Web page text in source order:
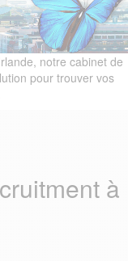
notre cabinet de
pour trouver vos
à